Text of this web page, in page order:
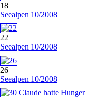
18
Seealpen 10/2008
22
Seealpen 10/2008
26
Seealpen 10/2008